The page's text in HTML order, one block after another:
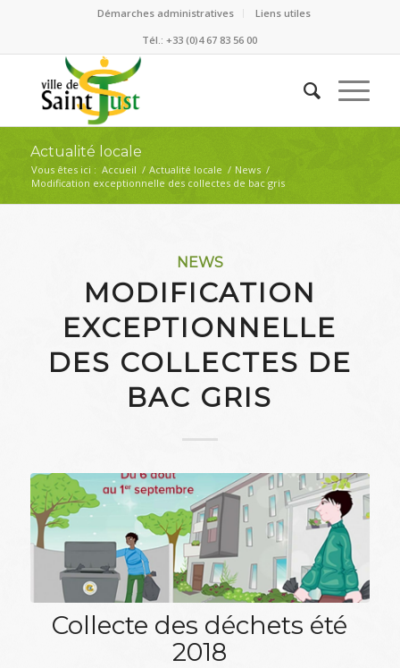
Démarches administratives
Liens utiles
Tél.: +33 (0)4 67 83 56 00
Actualité locale
Vous êtes ici : Accueil / Actualité locale / News /
Modification exceptionnelle des collectes de bac gris
NEWS
MODIFICATION
EXCEPTIONNELLE
DES COLLECTES DE
BAC GRIS
Collecte des déchets été
2018